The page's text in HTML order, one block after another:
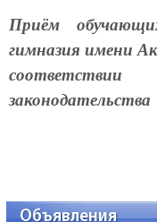
Приём
гимназия имени
законодательства
Объявления